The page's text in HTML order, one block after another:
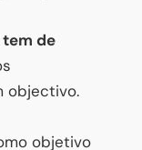
tem de
objectivo.
objetivo